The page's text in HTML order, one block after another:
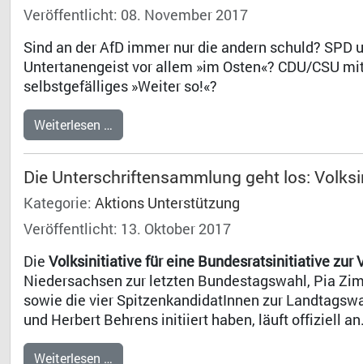
Veröffentlicht: 08. November 2017
Sind an der AfD immer nur die andern schuld?
Untertanengeist vor allem »im Osten«? CDU/CSU
selbstgefälliges »Weiter so!«?
Weiterlesen …
Die Unterschriftensammlung geht los:
Kategorie: Aktions Unterstützung
Veröffentlicht: 13. Oktober 2017
Die Volksinitiative für eine Bundesratsinitiative zur
Niedersachsen zur letzten Bundestagswahl, Pia
sowie die vier SpitzenkandidatInnen zur
und Herbert Behrens initiiert haben, läuft offiziell
Weiterlesen …